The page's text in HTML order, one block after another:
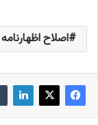
اصلاح اظهارنامه